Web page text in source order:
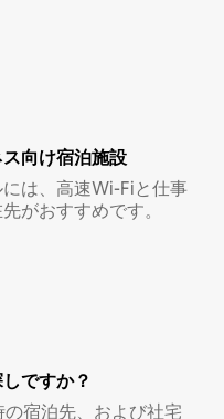
向⁠け宿⁠泊⁠施⁠設
は、高速Wi-Fiと仕事
がおすすめです。
ですか？
宿泊先、および社宅